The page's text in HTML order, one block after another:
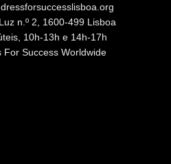
n.º 2, 1600-499 Lisboa
10h-13h e 14h-17h
For Success Worldwide